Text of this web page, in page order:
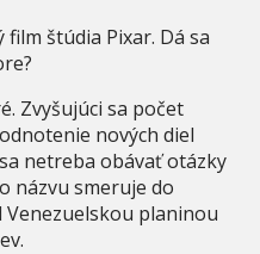
štúdia Pixar. Dá sa
Zvyšujúci sa počet
nových diel
netreba obávať otázky
názvu smeruje do
Venezuelskou planinou